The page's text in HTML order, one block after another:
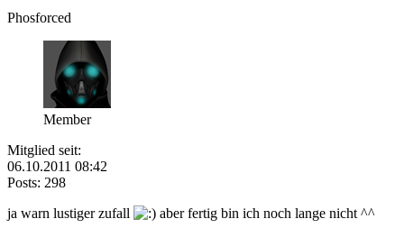
Phosforced
Member
Mitglied seit:
06.10.2011 08:42
Posts: 298
ja warn lustiger zufall
aber fertig bin ich noch lange nicht ^^